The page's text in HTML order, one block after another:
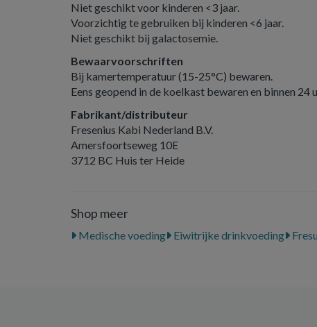
Niet geschikt voor kinderen <3 jaar.
Voorzichtig te gebruiken bij kinderen <6 jaar.
Niet geschikt bij galactosemie.
Bewaarvoorschriften
Bij kamertemperatuur (15-25°C) bewaren.
Eens geopend in de koelkast bewaren en binnen 24
Fabrikant/distributeur
Fresenius Kabi Nederland B.V.
Amersfoortseweg 10E
3712 BC Huis ter Heide
Shop meer
Medische voeding Eiwitrijke drinkvoeding